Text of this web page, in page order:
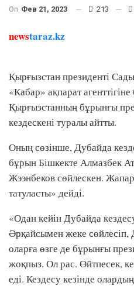
On Фев 21, 2023 213
newstaraz.kz
Қырғызстан президенті
«Кабар» ақпарат
Қырғызстанның бұрынғы
кездескені туралы айтты.
Оның сөзінше, Дубайда
бұрын Бішкекте Алмазбек
Жээнбеков сөйлескен.
татуласты» дейді.
«Одан кейін Дубайда
Әрқайсымен жеке
оларға өзге де бұрынғы
жоқпыз. Ол рас. Өйтпесек,
еді. Кездесу кезінде